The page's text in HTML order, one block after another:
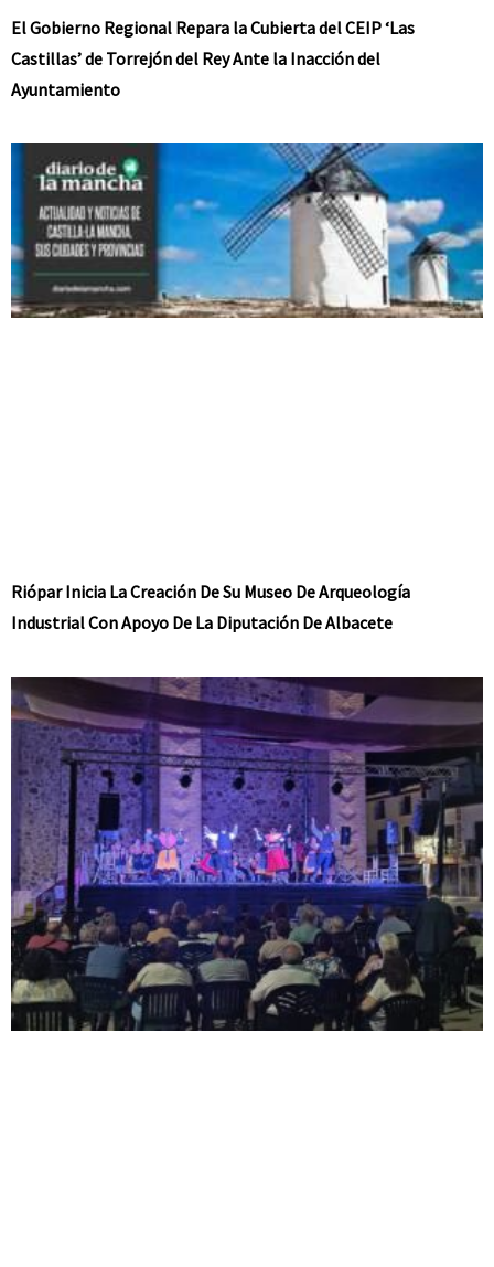
El Gobierno Regional Repara la Cubierta del CEIP ‘Las
Castillas’ de Torrejón del Rey Ante la Inacción del
Ayuntamiento
Riópar Inicia La Creación De Su Museo De Arqueología
Industrial Con Apoyo De La Diputación De Albacete